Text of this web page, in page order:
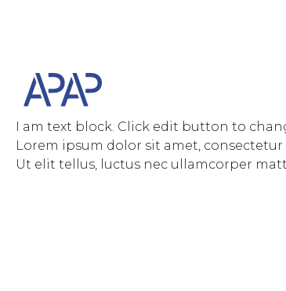
I am text block. Click edit button to
Lorem ipsum dolor sit amet,
Ut elit tellus, luctus nec ullamcorper